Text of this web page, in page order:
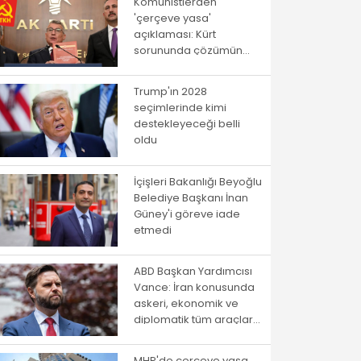
'çerçeve yasa'
açıklaması: Kürt
sorununda çözümün
geçmiyor!
Trump'ın 2028
seçimlerinde kimi
destekleyeceği belli
oldu
İçişleri Bakanlığı Beyoğlu
Belediye Başkanı İnan
Güney'i göreve iade
etmedi
ABD Başkan Yardımcısı
Vance: İran konusunda
askeri, ekonomik ve
diplomatik tüm araçlar